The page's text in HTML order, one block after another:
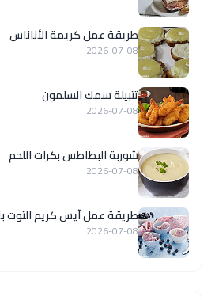
طريقة عمل كريمة الأناناس
2026-07-08
تتبيلة سمك السلمون
2026-07-08
شوربة البطاطس بكرات اللحم
2026-07-08
طريقة عمل آيس كريم التوت
2026-07-08